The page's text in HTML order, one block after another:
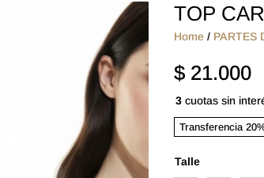
TOP
Home / PARTES
$ 21.000
3 cuotas sin
Transferencia
Talle